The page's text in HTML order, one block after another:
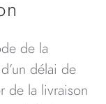
de la
délai de
de la livraison